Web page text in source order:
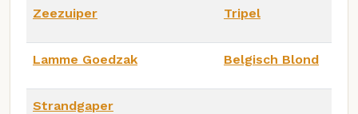
Zeezuiper Tripel
Lamme Goedzak Belgisch Blond
Strandgaper